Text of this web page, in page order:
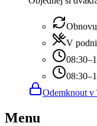
V
Odemknout v
Menu